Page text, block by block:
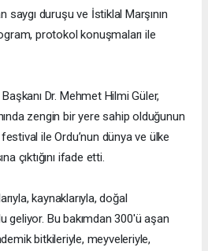
saygı duruşu ve İstiklal Marşının
protokol konuşmaları ile
Dr. Mehmet Hilmi Güler,
zengin bir yere sahip olduğunun
ile Ordu’nun dünya ve ülke
çıktığını ifade etti.
kaynaklarıyla, doğal
geliyor. Bu bakımdan 300'ü aşan
bitkileriyle, meyveleriyle,